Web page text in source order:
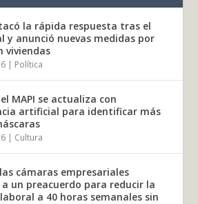
la rápida respuesta tras el
y anunció nuevas medidas por
viviendas
| Política
MAPI se actualiza con
artificial para identificar más
| Cultura
cámaras empresariales
un preacuerdo para reducir la
a 40 horas semanales sin